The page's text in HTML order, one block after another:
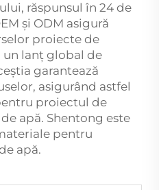
răspunsul în 24 de
și ODM asigură
proiecte de
un lanț global de
garantează
asigurând astfel
proiectul de
apă. Shentong este
pentru
apă.